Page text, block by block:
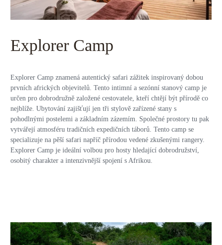
Explorer Camp
Explorer Camp znamená autentický safari zážitek inspirovaný dobou
prvních afrických objevitelů. Tento intimní a sezónní stanový camp je
určen pro dobrodružně založené cestovatele, kteří chtějí být přírodě co
nejblíže. Ubytování zajišťují jen tři stylově zařízené stany s
pohodlnými postelemi a základním zázemím. Společné prostory tu pak
vytvářejí atmosféru tradičních expedičních táborů. Tento camp se
specializuje na pěší safari napříč přírodou vedené zkušenými rangery.
Explorer Camp je ideální volbou pro hosty hledající dobrodružství,
osobitý charakter a intenzivnější spojení s Afrikou.